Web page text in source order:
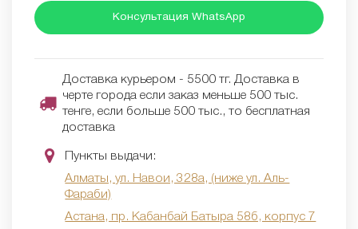
Консультация WhatsApp
Доставка курьером - 5500 тг. Доставка в
черте города если заказ меньше 500 тыс.
тенге, если больше 500 тыс., то бесплатная
доставка
Пункты выдачи:
Алматы, ул. Навои, 328а, (ниже ул. Аль-
Фараби)
Астана, пр. Кабанбай Батыра 58б, корпус 7